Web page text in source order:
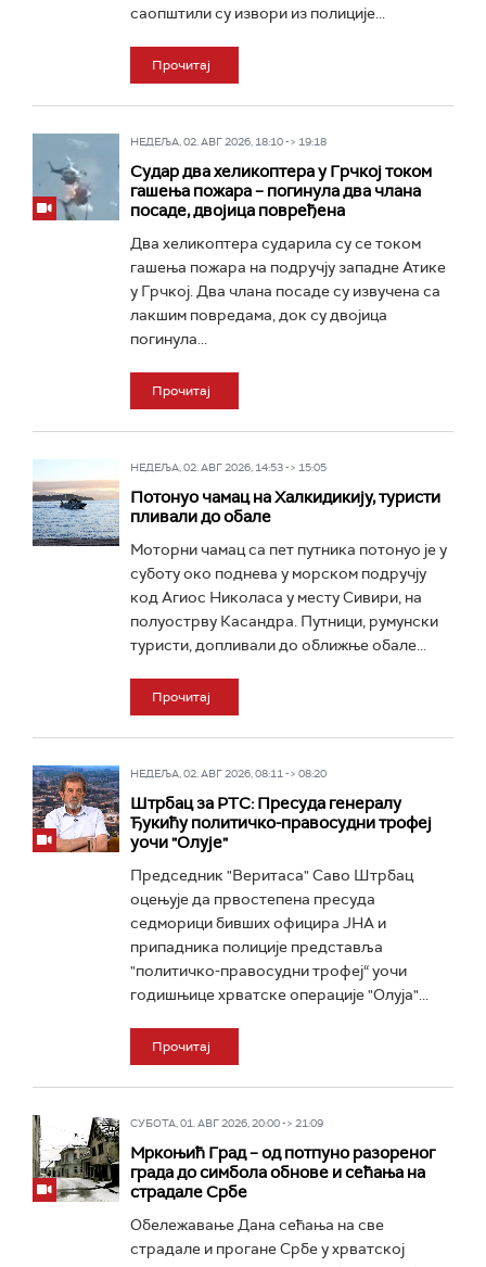
саопштили су извори из полиције...
Прочитај
НЕДЕЉА, 02. АВГ 2026, 18:10 -> 19:18
Судар два хеликоптера у Грчкој током
гашења пожара – погинула два члана
посаде, двојица повређена
Два хеликоптера сударила су се током
гашења пожара на подручју западне Атике
у Грчкој. Два члана посаде су извучена са
лакшим повредама, док су двојица
погинула...
Прочитај
НЕДЕЉА, 02. АВГ 2026, 14:53 -> 15:05
Потонуо чамац на Халкидикију, туристи
пливали до обале
Моторни чамац са пет путника потонуо је у
суботу око поднева у морском подручју
код Агиос Николаса у месту Сивири, на
полуострву Касандра. Путници, румунски
туристи, допливали до оближње обале...
Прочитај
НЕДЕЉА, 02. АВГ 2026, 08:11 -> 08:20
Штрбац за РТС: Пресуда генералу
Ђукићу политичко-правосудни трофеј
уочи "Олује"
Председник "Веритаса" Саво Штрбац
оцењује да првостепена пресуда
седморици бивших официра ЈНА и
припадника полиције представља
"политичко-правосудни трофеј“ уочи
годишњице хрватске операције "Олуја"...
Прочитај
СУБОТА, 01. АВГ 2026, 20:00 -> 21:09
Мркоњић Град – од потпуно разореног
града до симбола обнове и сећања на
страдале Србе
Обележавање Дана сећања на све
страдале и прогане Србе у хрватској